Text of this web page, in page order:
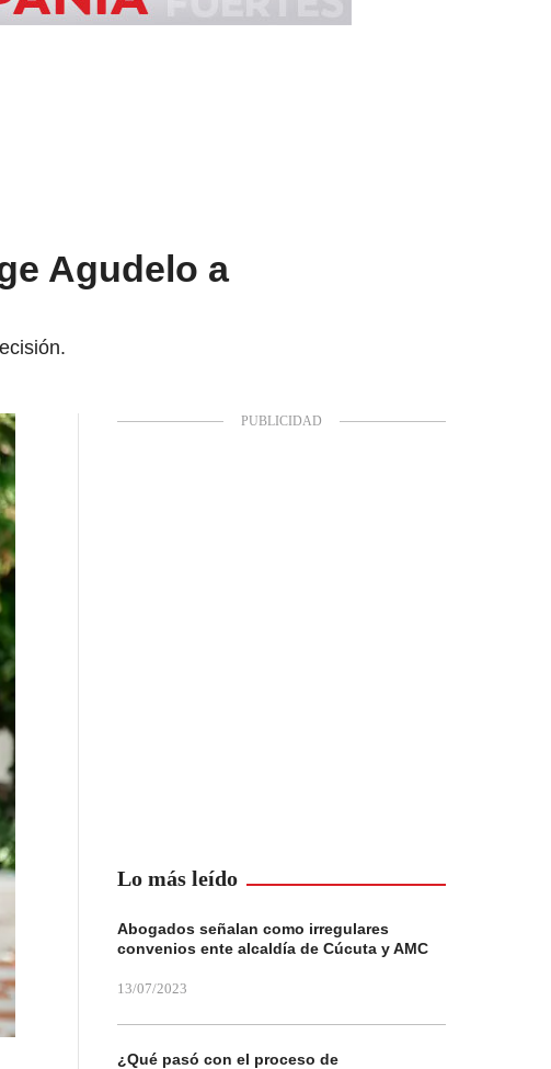
Agudelo a
Lo más leído
Abogados señalan como irregulares
convenios ente alcaldía de Cúcuta y AMC
13/07/2023
¿Qué pasó con el proceso de